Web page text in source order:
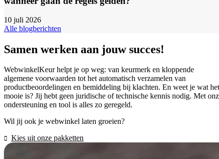
10 juli 2026
Alle blogberichten
Samen werken aan jouw succes!
WebwinkelKeur helpt je op weg: van keurmerk en kloppende
algemene voorwaarden tot het automatisch verzamelen van
productbeoordelingen en bemiddeling bij klachten. En weet je wat het
mooie is? Jij hebt geen juridische of technische kennis nodig. Met
ondersteuning en tool is alles zo geregeld.
Wil jij ook je webwinkel laten groeien?
Kies uit onze pakketten